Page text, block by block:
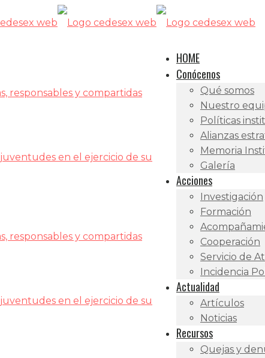
HOME
Conócenos
Qué somos
Nuestro
Políticas
Alianzas
Memoria
Galería
Acciones
Investigación
Formación
Cooperación
Servicio de
Incidencia
Actualidad
Artículos
Noticias
Recursos
Quejas y
responsables y compartidas
en el ejercicio de su
responsables y compartidas
en el ejercicio de su